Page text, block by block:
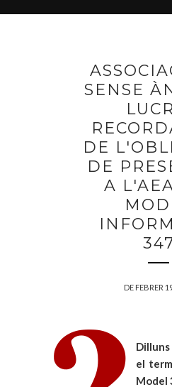
SENSE
DE
DE
A
DE FEBRER
el
Model